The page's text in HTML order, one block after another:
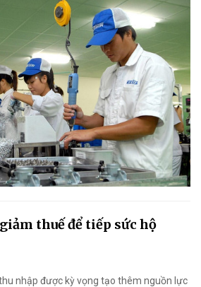
thuế để tiếp sức hộ
nhập được kỳ vọng tạo thêm nguồn lực